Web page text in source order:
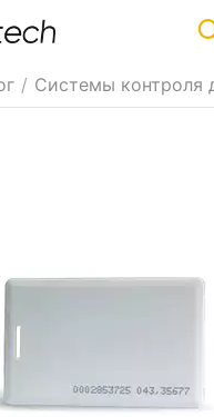
/ Системы контроля